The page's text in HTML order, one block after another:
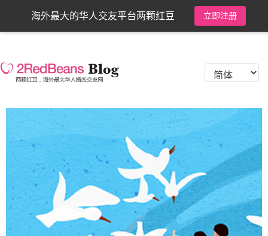
海外最大的华人交友平台两颗红豆 立即注册